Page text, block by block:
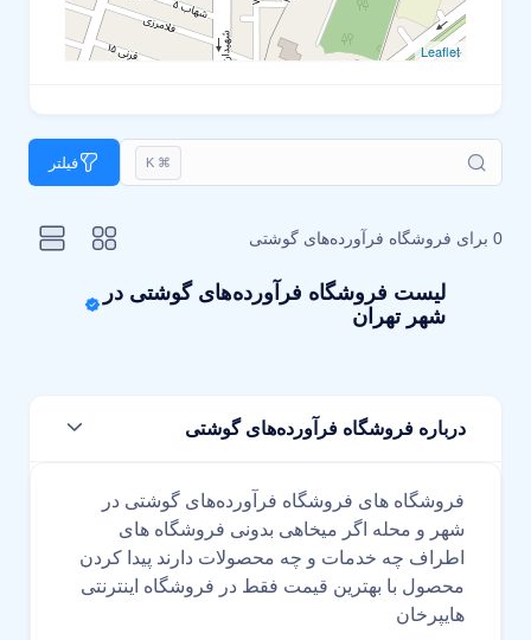
Leaflet
⌘ K فیلتر
0 برای فروشگاه فرآورده‌های گوشتی
لیست فروشگاه فرآورده‌های گوشتی در
شهر تهران
درباره فروشگاه فرآورده‌های گوشتی
فروشگاه های فروشگاه فرآورده‌های گوشتی در
شهر و محله اگر میخاهی بدونی فروشگاه های
اطراف چه خدمات و چه محصولات دارند پیدا کردن
محصول با بهترین قیمت فقط در فروشگاه اینترنتی
هایپرخان